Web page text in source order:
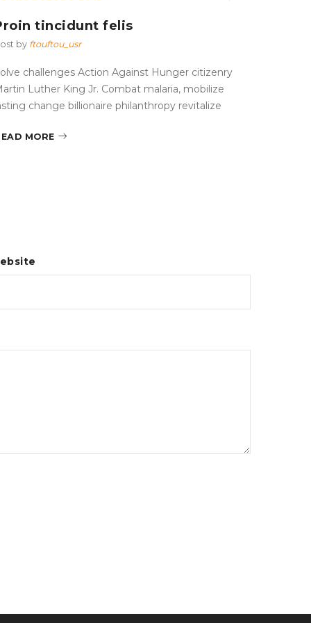
tincidunt felis
by ftouftou_usr
challenges Action Against Hunger citizenry
Luther King Jr. Combat malaria, mobilize
change billionaire philanthropy revitalize
MORE